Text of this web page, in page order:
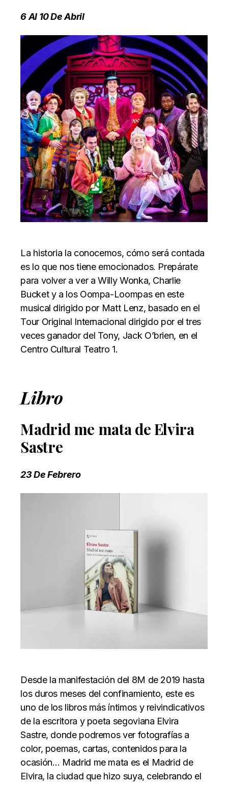
6 Al 10 De Abril
La historia la conocemos, cómo será contada
es lo que nos tiene emocionados. Prepárate
para volver a ver a Willy Wonka, Charlie
Bucket y a los Oompa-Loompas en este
musical dirigido por Matt Lenz, basado en el
Tour Original Internacional dirigido por el tres
veces ganador del Tony, Jack O’brien, en el
Centro Cultural Teatro 1.
Libro
Madrid me mata de Elvira
Sastre
23 De Febrero
Desde la manifestación del 8M de 2019 hasta
los duros meses del confinamiento, este es
uno de los libros más íntimos y reivindicativos
de la escritora y poeta segoviana Elvira
Sastre, donde podremos ver fotografías a
color, poemas, cartas, contenidos para la
ocasión… Madrid me mata es el Madrid de
Elvira, la ciudad que hizo suya, celebrando el